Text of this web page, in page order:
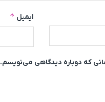
ایمیل *
که دوباره دیدگاهی می‌نویسم.